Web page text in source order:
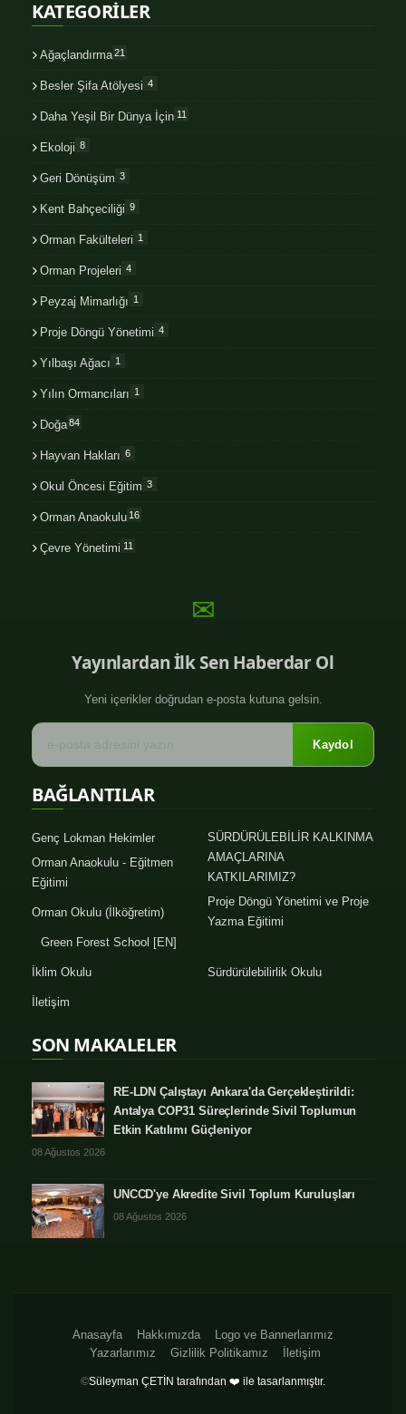
KATEGORİLER
Ağaçlandırma21
Besler Şifa Atölyesi 4
Daha Yeşil Bir Dünya İçin 11
Ekoloji 8
Geri Dönüşüm 3
Kent Bahçeciliği 9
Orman Fakülteleri 1
Orman Projeleri 4
Peyzaj Mimarlığı 1
Proje Döngü Yönetimi 4
Yılbaşı Ağacı 1
Yılın Ormancıları 1
Doğa84
Hayvan Hakları 6
Okul Öncesi Eğitim 3
Orman Anaokulu 16
Çevre Yönetimi 11
✉
Yayınlardan İlk Sen Haberdar Ol
Yeni içerikler doğrudan e-posta kutuna gelsin.
Kaydol
BAĞLANTILAR
Genç Lokman Hekimler
SÜRDÜRÜLEBİLİR KALKINMA
AMAÇLARINA
KATKILARIMIZ?
Orman Anaokulu - Eğitmen
Eğitimi
Proje Döngü Yönetimi ve Proje
Yazma Eğitimi
Orman Okulu (İlköğretim)
Green Forest School [EN]
İklim Okulu Sürdürülebilirlik Okulu
İletişim
SON MAKALELER
RE-LDN Çalıştayı Ankara'da Gerçekleştirildi:
Antalya COP31 Süreçlerinde Sivil Toplumun
Etkin Katılımı Güçleniyor
08 Ağustos 2026
UNCCD'ye Akredite Sivil Toplum Kuruluşları
08 Ağustos 2026
Anasayfa Hakkımızda
Logo ve Bannerlarımız
Yazarlarımız
Gizlilik Politikamız İletişim
©Süleyman ÇETİN tarafından ❤️ ile tasarlanmıştır.